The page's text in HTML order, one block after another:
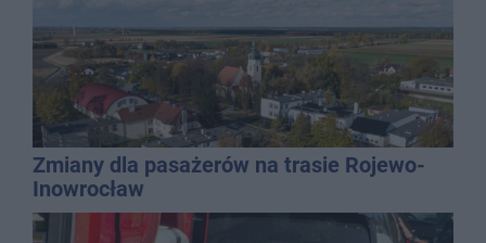
Zmiany dla pasażerów na trasie Rojewo-
Inowrocław